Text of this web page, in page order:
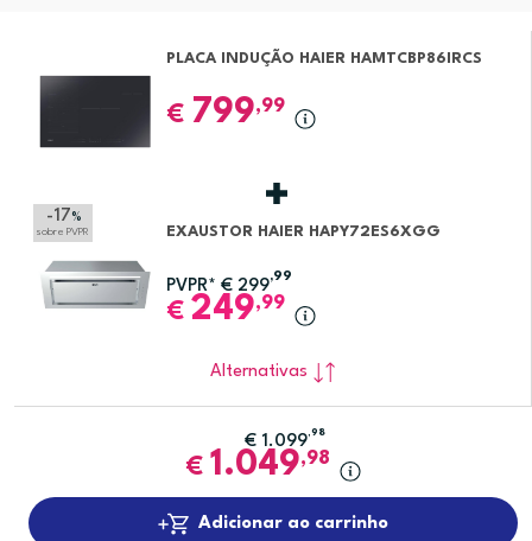
PLACA INDUÇÃO HAIER HAMTCBP86IRCS
€ 799,99
-17 %
sobre PVPR EXAUSTOR HAIER HAPY72ES6XGG
PVPR* € 299
,99
€ 249,99
Alternativas
€ 1.099,98
€ 1.049,98
Adicionar ao carrinho